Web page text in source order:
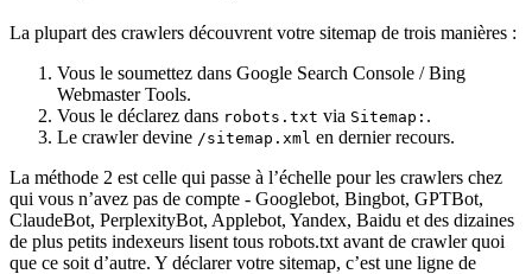
La plupart des crawlers découvrent votre sitemap de trois manières :
Vous le soumettez dans Google Search Console / Bing
Webmaster Tools.
Vous le déclarez dans robots.txt via Sitemap: .
Le crawler devine /sitemap.xml en dernier recours.
La méthode 2 est celle qui passe à l’échelle pour les crawlers chez
qui vous n’avez pas de compte - Googlebot, Bingbot, GPTBot,
ClaudeBot, PerplexityBot, Applebot, Yandex, Baidu et des dizaines
de plus petits indexeurs lisent tous robots.txt avant de crawler quoi
que ce soit d’autre. Y déclarer votre sitemap, c’est une ligne de